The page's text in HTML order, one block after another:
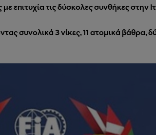
επιτυχία τις δύσκολες συνθήκες στην
συνολικά 3 νίκες, 11 ατομικά βάθρα,